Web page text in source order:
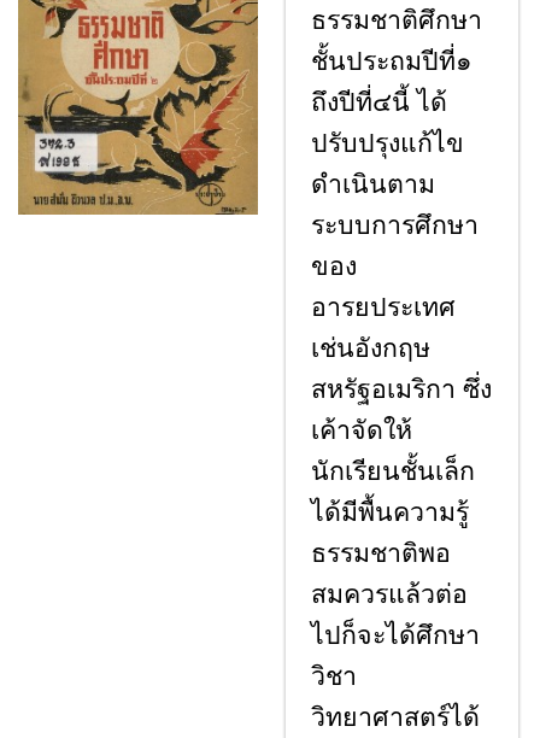
ธรรมชาติศึกษา
ชั้นประถมปีที่๑
ถึงปีที่๔นี้ ได้
ปรับปรุงแก้ไข
ดำเนินตาม
ระบบการศึกษา
ของ
อารยประเทศ
เช่นอังกฤษ
สหรัฐอเมริกา ซึ่ง
เค้าจัดให้
นักเรียนชั้นเล็ก
ได้มีพื้นความรู้
ธรรมชาติพอ
สมควรแล้วต่อ
ไปก็จะได้ศึกษา
วิชา
วิทยาศาสตร์ได้